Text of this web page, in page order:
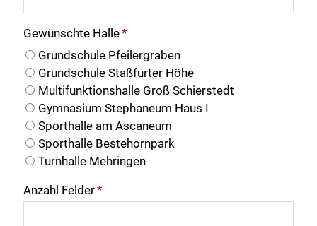
Gewünschte Halle*
Grundschule Pfeilergraben
Grundschule Staßfurter Höhe
Multifunktionshalle Groß Schierstedt
Gymnasium Stephaneum Haus I
Sporthalle am Ascaneum
Sporthalle Bestehornpark
Turnhalle Mehringen
Anzahl Felder*